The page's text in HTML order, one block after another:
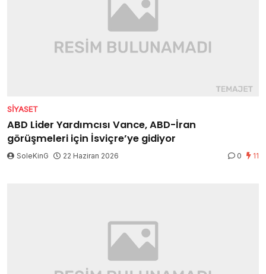
SIYASET
ABD Lider Yardımcısı Vance, ABD-İran
görüşmeleri için İsviçre’ye gidiyor
SoleKinG 22 Haziran 2026 0 11